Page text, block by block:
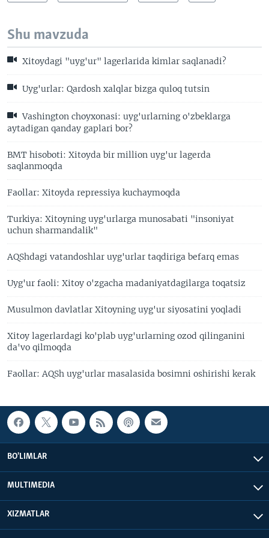
Shu mavzuda
Xitoydagi "uyg'ur" lagerlarida kimlar saqlanadi?
Uyg'urlar: Qardosh xalqlar bizga quloq tutsin
Vashington choyxonasi: uyg'urlarning o'zbeklarga
aytadigan qanday gaplari bor?
BMT hisoboti: Xitoyda bir million uyg'ur lagerda
saqlanmoqda
Faollar: Xitoyda repressiya kuchaymoqda
Turkiya: Xitoyning uyg'urlarga munosabati "insoniyat
uchun sharmandalik"
AQShdagi vatandoshlar uyg'urlar taqdiriga befarq emas
Uyg'ur faoli: Xitoy o'zgacha madaniyatdagilarga toqatsiz
Musulmon davlatlar Xitoyning uyg'ur siyosatini yoqladi
Xitoy lagerlardagi ko'plab uyg'urlarning ozod qilinganini
da'vo qilmoqda
Faollar: AQSh uyg'urlar masalasida bosimni oshirishi kerak
BO'LIMLAR
MULTIMEDIA
XIZMATLAR